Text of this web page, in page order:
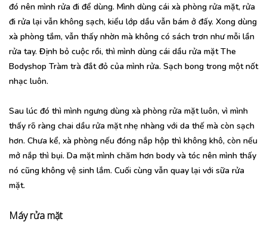
đó nên mình rửa đi để dùng. Mình dùng cái xà phòng rửa mặt, rửa
đi rửa lại vẫn không sạch, kiểu lớp dầu vẫn bám ở đấy. Xong dùng
xà phòng tắm, vẫn thấy nhờn mà không có sách trơn như mỗi lần
rửa tay. Định bỏ cuộc rồi, thì mình dùng cái dầu rửa mặt The
Bodyshop Tràm trà đắt đỏ của mình rửa. Sạch bong trong một nốt
nhạc luôn.
Sau lúc đó thì mình ngưng dùng xà phòng rửa mặt luôn, vì mình
thấy rõ ràng chai dầu rửa mặt nhẹ nhàng với da thế mà còn sạch
hơn. Chưa kể, xà phòng nếu đóng nắp hộp thì không khô, còn nếu
mở nắp thì bụi. Da mặt mình chăm hơn body và tóc nên mình thấy
nó cũng không vệ sinh lắm. Cuối cùng vẫn quay lại với sữa rửa
mặt.
Máy rửa mặt